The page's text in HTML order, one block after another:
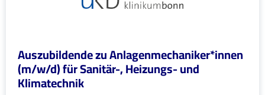
Auszubildende zu Anlagenmechaniker*innen
(m/w/d) für Sanitär-, Heizungs- und
Klimatechnik